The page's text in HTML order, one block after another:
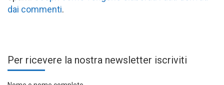
dai commenti.
Per ricevere la nostra newsletter iscriviti